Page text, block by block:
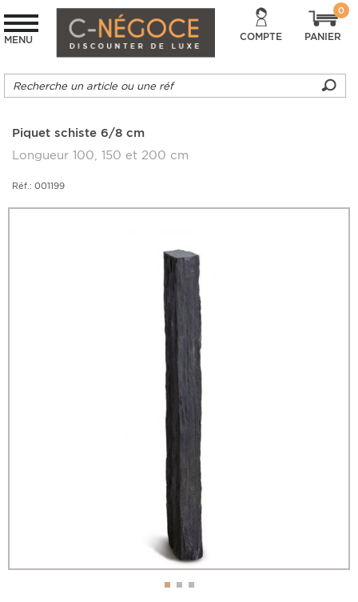
MENU COMPTE PANIER
0
Piquet schiste 6/8 cm
Longueur 100, 150 et 200 cm
Réf.: 001199